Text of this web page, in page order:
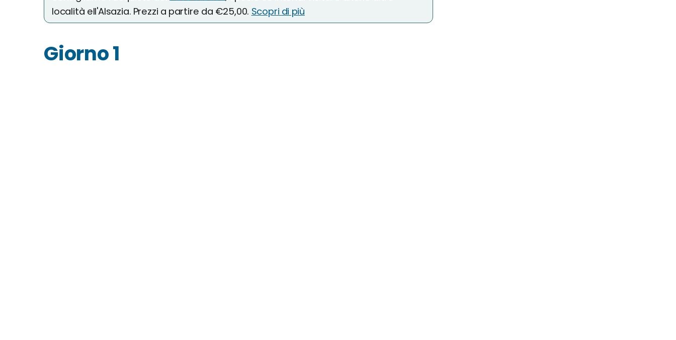
località ell'Alsazia. Prezzi a partire da €25,00. Scopri di più
Giorno 1